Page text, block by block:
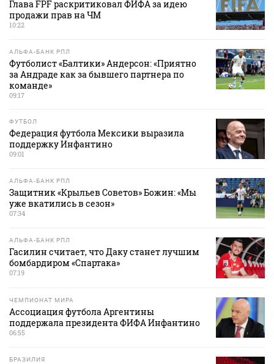
Глава FPF раскритиковал ФИФА за идею
продажи прав на ЧМ
10:22
АЛЬФА-БАНК РПЛ
Футболист «Балтики» Андерсон: «Приятно
за Андраде как за бывшего партнера по
команде»
09:17
ФУТБОЛ
Федерация футбола Мексики выразила
поддержку Инфантино
09:01
АЛЬФА-БАНК РПЛ
Защитник «Крыльев Советов» Божин: «Мы
уже вкатились в сезон»
07:34
АЛЬФА-БАНК РПЛ
Гасилин считает, что Даку станет лучшим
бомбардиром «Спартака»
07:19
ЧЕМПИОНАТ МИРА
Ассоциация футбола Аргентины
поддержала президента ФИФА Инфантино
06:55
БРАЗИЛИЯ